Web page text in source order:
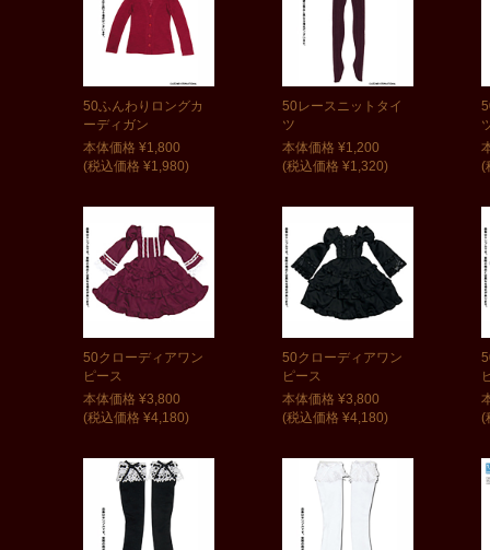
50ふんわりロングカ
ーディガン
本体価格 ¥1,800
(税込価格 ¥1,980)
50レースニットタイ
ツ
本体価格 ¥1,200
(税込価格 ¥1,320)
(
50クローディアワン
ピース
本体価格 ¥3,800
(税込価格 ¥4,180)
50クローディアワン
ピース
本体価格 ¥3,800
(税込価格 ¥4,180)
(